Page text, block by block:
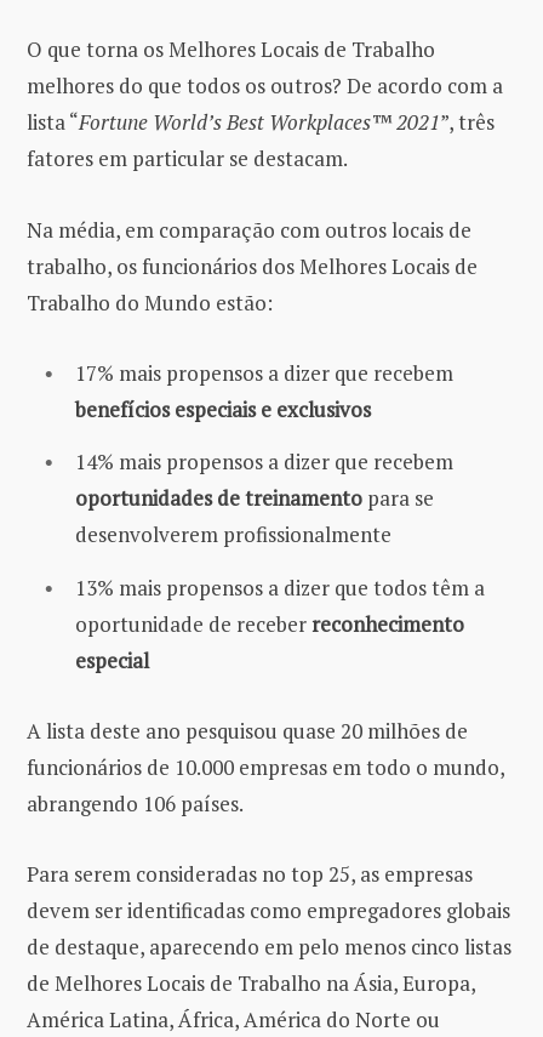
O que torna os Melhores Locais de Trabalho
melhores do que todos os outros? De acordo com a
lista “Fortune World’s Best Workplaces™ 2021”, três
fatores em particular se destacam.
Na média, em comparação com outros locais de
trabalho, os funcionários dos Melhores Locais de
Trabalho do Mundo estão:
17% mais propensos a dizer que recebem
benefícios especiais e exclusivos
14% mais propensos a dizer que recebem
oportunidades de treinamento para se
desenvolverem profissionalmente
13% mais propensos a dizer que todos têm a
oportunidade de receber reconhecimento
especial
A lista deste ano pesquisou quase 20 milhões de
funcionários de 10.000 empresas em todo o mundo,
abrangendo 106 países.
Para serem consideradas no top 25, as empresas
devem ser identificadas como empregadores globais
de destaque, aparecendo em pelo menos cinco listas
de Melhores Locais de Trabalho na Ásia, Europa,
América Latina, África, América do Norte ou